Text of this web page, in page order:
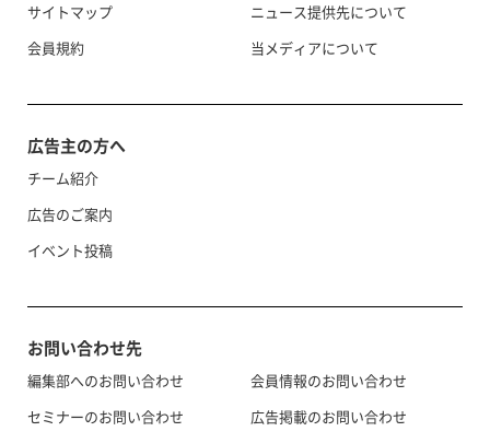
サイトマップ
会員規約
ニュース提供先について
当メディアについて
広告主の方へ
チーム紹介
広告のご案内
イベント投稿
お問い合わせ先
編集部へのお問い合わせ
セミナーのお問い合わせ
会員情報のお問い合わせ
広告掲載のお問い合わせ